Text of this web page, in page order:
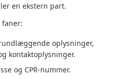
en ekstern part.
faner:
oplysninger,
kontaktoplysninger.
og CPR-nummer.